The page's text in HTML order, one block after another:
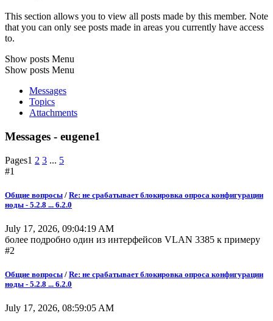
This section allows you to view all posts made by this member. Note
that you can only see posts made in areas you currently have access
to.
Show posts Menu
Show posts Menu
Messages
Topics
Attachments
Messages - eugene1
Pages1 2 3 ... 5
#1
Общие вопросы / Re: не срабатывает блокировка опроса конфигурации
ноды - 5.2.8 ... 6.2.0
July 17, 2026, 09:04:19 AM
более подробно один из интерфейсов VLAN 3385 к примеру
#2
Общие вопросы / Re: не срабатывает блокировка опроса конфигурации
ноды - 5.2.8 ... 6.2.0
July 17, 2026, 08:59:05 AM